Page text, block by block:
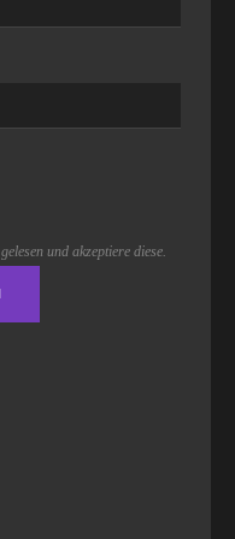
gelesen und akzeptiere diese.